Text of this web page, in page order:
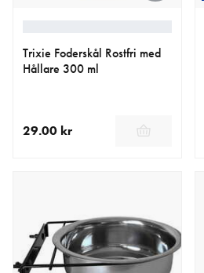
Trixie Foderskål Rostfri med
Hållare 300 ml
29.00 kr